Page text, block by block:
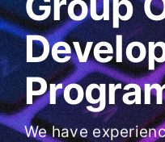
We have